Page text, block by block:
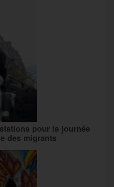
pour la journée
des migrants